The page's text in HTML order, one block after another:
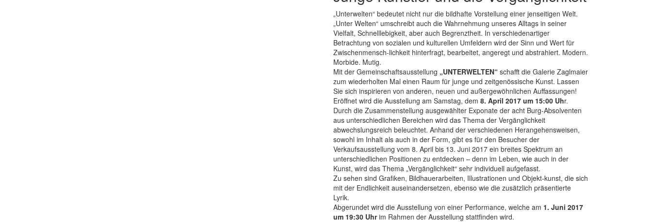
„Unterwelten“ bedeutet nicht nur die bildhafte Vorstellung einer jenseitigen Welt.
„Unter Welten“ umschreibt auch die Wahrnehmung unseres Alltags in seiner
Vielfalt, Schnelllebigkeit, aber auch Begrenztheit. In verschiedenartiger
Betrachtung von sozialen und kulturellen Umfeldern wird der Sinn und Wert für
Zwischenmensch-lichkeit hinterfragt, bearbeitet, angeregt und abstrahiert. Modern.
Morbide. Mutig.
Mit der Gemeinschaftsausstellung „UNTERWELTEN“ schafft die Galerie Zaglmaier
zum wiederholten Mal einen Raum für junge und zeitgenössische Kunst. Lassen
Sie sich inspirieren von anderen, neuen und außergewöhnlichen Auffassungen!
Eröffnet wird die Ausstellung am Samstag, dem 8. April 2017 um 15:00 Uhr.
Durch die Zusammenstellung ausgewählter Exponate der acht Burg-Absolventen
aus unterschiedlichen Bereichen wird das Thema der Vergänglichkeit
abwechslungsreich beleuchtet. Anhand der verschiedenen Herangehensweisen,
sowohl im Inhalt als auch in der Form, gibt es für den Besucher der
Verkaufsausstellung vom 8. April bis 13. Juni 2017 ein breites Spektrum an
unterschiedlichen Positionen zu entdecken – denn im Leben, wie auch in der
Kunst, wird das Thema „Vergänglichkeit“ sehr individuell aufgefasst.
Zu sehen sind Grafiken, Bildhauerarbeiten, Illustrationen und Objekt-kunst, die sich
mit der Endlichkeit auseinandersetzen, ebenso wie die zusätzlich präsentierte
Lyrik.
Abgerundet wird die Ausstellung von einer Performance, welche am 1. Juni 2017
um 19:30 Uhrim Rahmen der Ausstellung stattfinden wird.